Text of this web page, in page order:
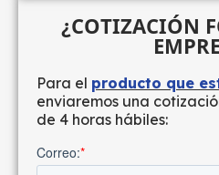
¿COTIZACIÓN
Para el producto que
enviaremos una
de 4 horas hábiles: